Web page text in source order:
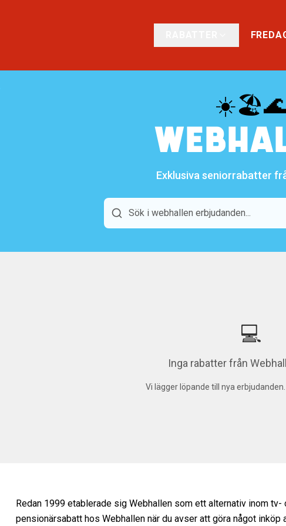
Exklusiva seniorrabatter
💻
Inga rabatter från
Vi lägger löpande till nya
Redan 1999 etablerade sig Webhallen som ett alternativ inom
pensionärsabatt hos Webhallen när du avser att göra något